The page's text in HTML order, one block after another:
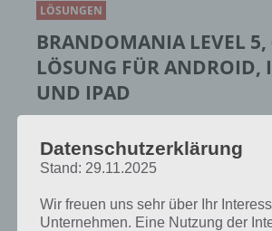
LÖSUNGEN
BRANDOMANIA LEVEL 5,
LÖSUNG FÜR ANDROID,
UND IPAD
Nachdem wir euch bereits die Lösung
zu Brandomania versucht haben
Datenschutzerklärung
Stand: 29.11.2025
Wir freuen uns sehr über Ihr
Unternehmen. Eine Nutzung der